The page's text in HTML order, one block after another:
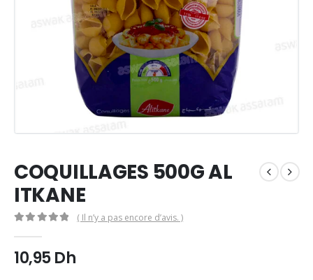
COQUILLAGES 500G AL
ITKANE
( Il n’y a pas encore d’avis. )
10,95Dh